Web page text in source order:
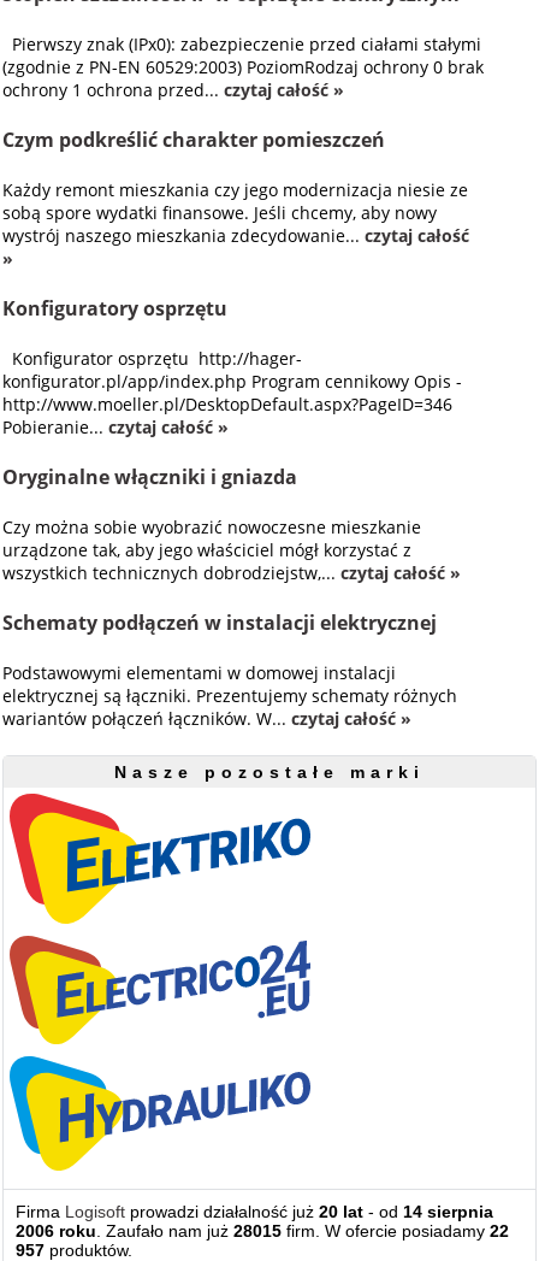
Pierwszy znak (IPx0): zabezpieczenie przed ciałami stałymi
(zgodnie z PN-EN 60529:2003) PoziomRodzaj ochrony 0 brak
ochrony 1 ochrona przed...czytaj całość »
Czym podkreślić charakter pomieszczeń
Każdy remont mieszkania czy jego modernizacja niesie ze
sobą spore wydatki finansowe. Jeśli chcemy, aby nowy
wystrój naszego mieszkania zdecydowanie...czytaj całość
»
Konfiguratory osprzętu
Konfigurator osprzętu http://hager-
konfigurator.pl/app/index.php Program cennikowy Opis -
http://www.moeller.pl/DesktopDefault.aspx?PageID=346
Pobieranie...czytaj całość »
Oryginalne włączniki i gniazda
Czy można sobie wyobrazić nowoczesne mieszkanie
urządzone tak, aby jego właściciel mógł korzystać z
wszystkich technicznych dobrodziejstw,...czytaj całość »
Schematy podłączeń w instalacji elektrycznej
Podstawowymi elementami w domowej instalacji
elektrycznej są łączniki. Prezentujemy schematy różnych
wariantów połączeń łączników. W...czytaj całość »
Nasze pozostałe marki
Firma Logisoft prowadzi działalność już20 lat - od 14 sierpnia
2006 roku . Zaufało nam już28015 firm. W ofercie posiadamy22
957 produktów.